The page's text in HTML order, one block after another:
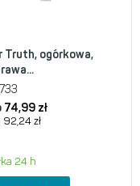
Truth, ogórkowa,
74,99 zł
92,24 zł
24 h